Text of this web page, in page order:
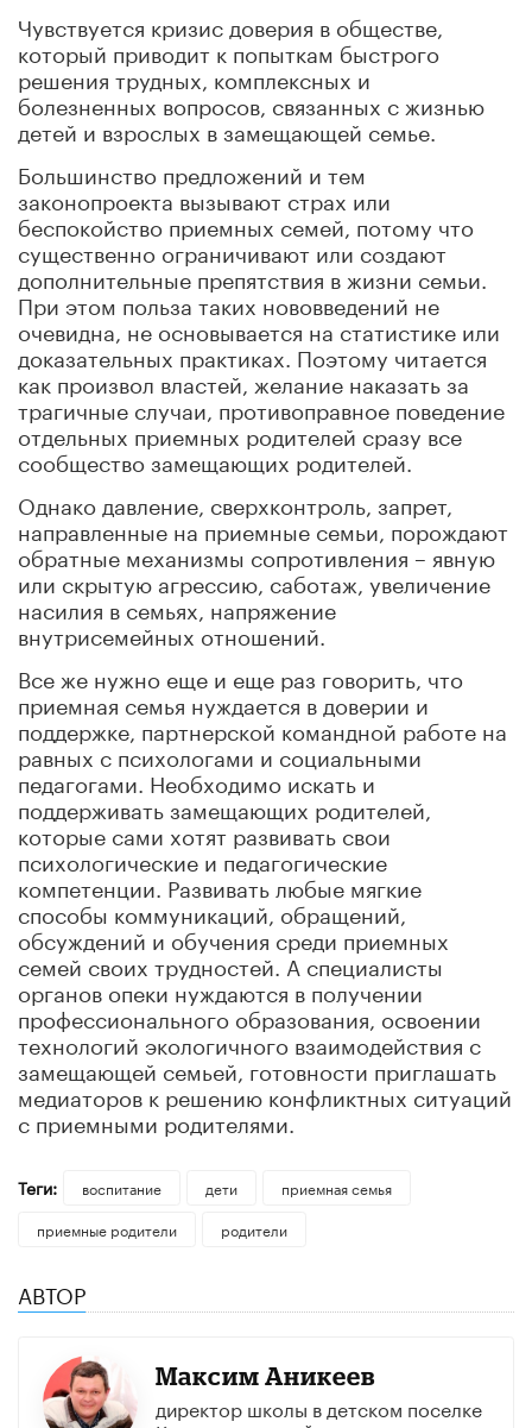
Чувствуется кризис доверия в обществе,
который приводит к попыткам быстрого
решения трудных, комплексных и
болезненных вопросов, связанных с жизнью
детей и взрослых в замещающей семье.
Большинство предложений и тем
законопроекта вызывают страх или
беспокойство приемных семей, потому что
существенно ограничивают или создают
дополнительные препятствия в жизни семьи.
При этом польза таких нововведений не
очевидна, не основывается на статистике или
доказательных практиках. Поэтому читается
как произвол властей, желание наказать за
трагичные случаи, противоправное поведение
отдельных приемных родителей сразу все
сообщество замещающих родителей.
Однако давление, сверхконтроль, запрет,
направленные на приемные семьи, порождают
обратные механизмы сопротивления – явную
или скрытую агрессию, саботаж, увеличение
насилия в семьях, напряжение
внутрисемейных отношений.
Все же нужно еще и еще раз говорить, что
приемная семья нуждается в доверии и
поддержке, партнерской командной работе на
равных с психологами и социальными
педагогами. Необходимо искать и
поддерживать замещающих родителей,
которые сами хотят развивать свои
психологические и педагогические
компетенции. Развивать любые мягкие
способы коммуникаций, обращений,
обсуждений и обучения среди приемных
семей своих трудностей. А специалисты
органов опеки нуждаются в получении
профессионального образования, освоении
технологий экологичного взаимодействия с
замещающей семьей, готовности приглашать
медиаторов к решению конфликтных ситуаций
с приемными родителями.
Теги: воспитание дети
приемная семья
приемные родители
родители
АВТОР
Максим Аникеев
директор школы в детском поселке